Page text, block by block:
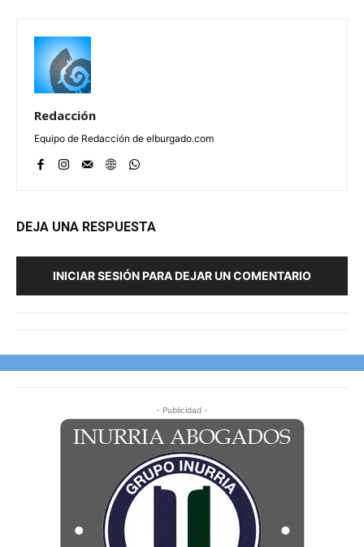
Redacción
Equipo de Redacción de elburgado.com
DEJA UNA RESPUESTA
INICIAR SESIÓN PARA DEJAR UN COMENTARIO
- Publicidad -